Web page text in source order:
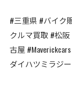
#三重県 #バイク
クルマ買取 #松
古屋
ダイハツミラジー